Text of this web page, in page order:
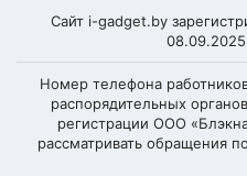
Сайт i-gadget.by
Номер телефона
распорядительных
регистрации ООО
рассматривать обращения